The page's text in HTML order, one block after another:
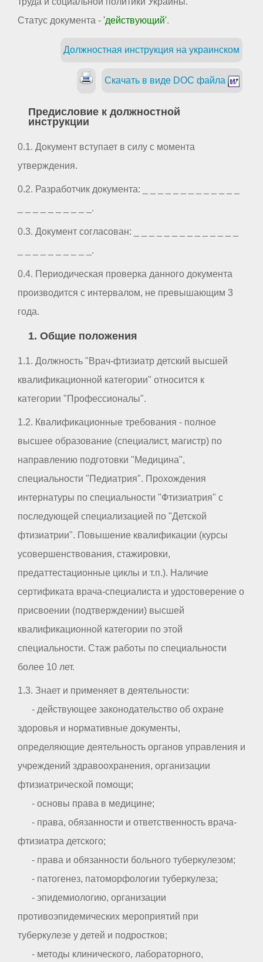
Статус документа - 'действующий'.
Должностная инструкция на украинском
Скачать в виде DOC файла
Предисловие к должностной
инструкции
0.1. Документ вступает в силу с момента
утверждения.
0.2. Разработчик документа: _ _ _ _ _ _ _ _ _ _ _ _ _
_ _ _ _ _ _ _ _ _ _.
0.3. Документ согласован: _ _ _ _ _ _ _ _ _ _ _ _ _ _
_ _ _ _ _ _ _ _ _ _.
0.4. Периодическая проверка данного документа
производится с интервалом, не превышающим 3
года.
1. Общие положения
1.1. Должность "Врач-фтизиатр детский высшей
квалификационной категории" относится к
категории "Профессионалы".
1.2. Квалификационные требования - полное
высшее образование (специалист, магистр) по
направлению подготовки "Медицина",
специальности "Педиатрия". Прохождения
интернатуры по специальности "Фтизиатрия" с
последующей специализацией по "Детской
фтизиатрии". Повышение квалификации (курсы
усовершенствования, стажировки,
предаттестационные циклы и т.п.). Наличие
сертификата врача-специалиста и удостоверение о
присвоении (подтверждении) высшей
квалификационной категории по этой
специальности. Стаж работы по специальности
более 10 лет.
1.3. Знает и применяет в деятельности:
- действующее законодательство об охране
здоровья и нормативные документы,
определяющие деятельность органов управления и
учреждений здравоохранения, организации
фтизиатрической помощи;
- основы права в медицине;
- права, обязанности и ответственность врача-
фтизиатра детского;
- права и обязанности больного туберкулезом;
- патогенез, патоморфологии туберкулеза;
- эпидемиологию, организации
противоэпидемических мероприятий при
туберкулезе у детей и подростков;
- методы клинического, лабораторного,